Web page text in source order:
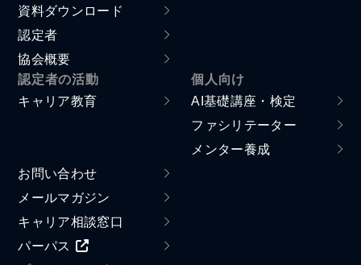
資料ダウンロード
認定者
協会概要
認定者の活動
キャリア教育
個人向け
AI基礎講座・検定
ファシリテーター
メンター養成
お問い合わせ
メールマガジン
キャリア相談窓口
パーパス